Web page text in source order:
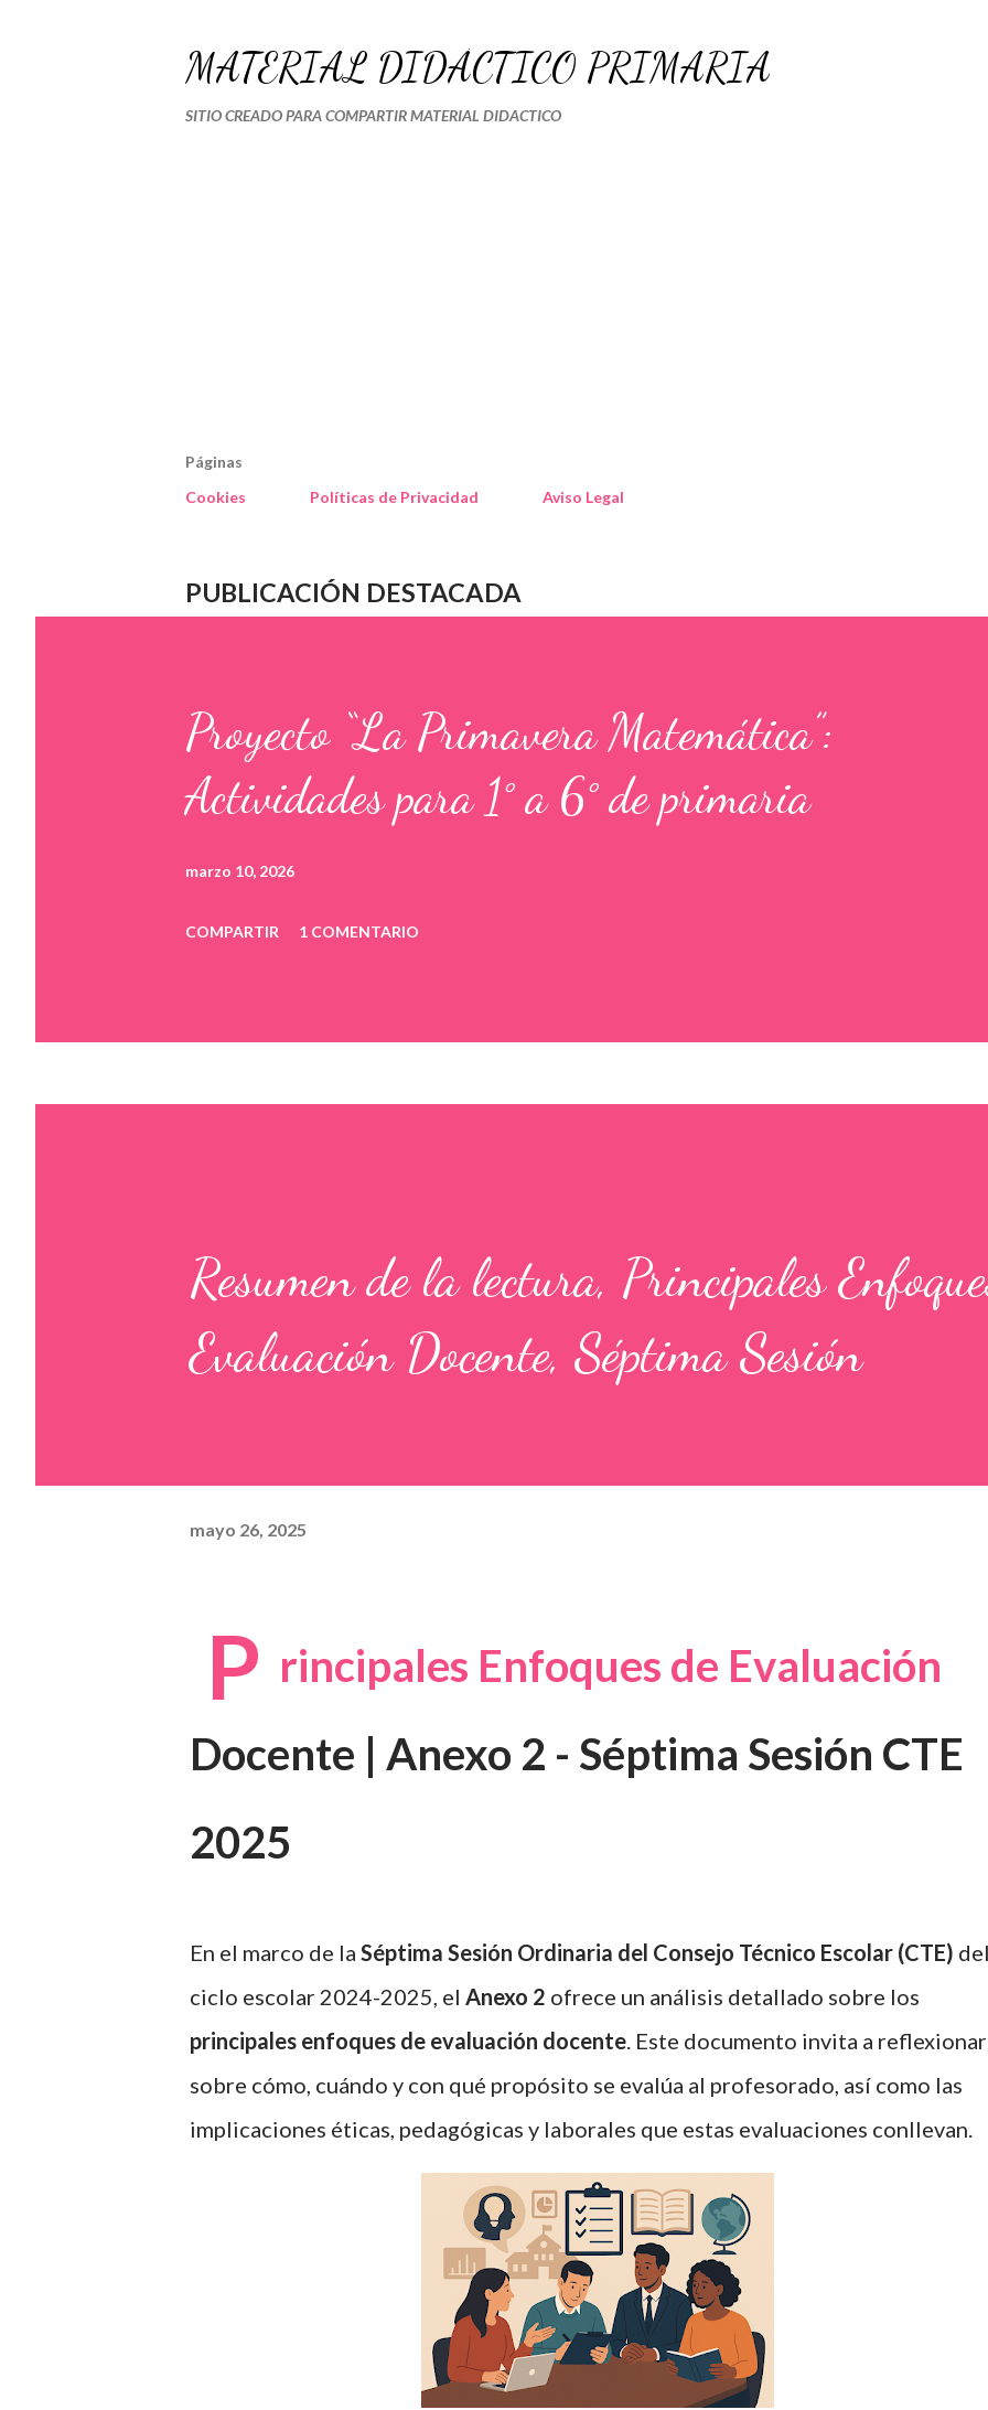
MATERIAL DIDÁCTICO PRIMARIA
SITIO CREADO PARA COMPARTIR MATERIAL DIDACTICO
Páginas
Cookies
Políticas de Privacidad Aviso Legal
PUBLICACIÓN DESTACADA
Proyecto “La Primavera Matemática”:
Actividades para 1° a 6° de primaria
marzo 10, 2026
COMPARTIR 1 COMENTARIO
Resumen de la lectura, Principales
Evaluación Docente, Séptima Sesión
mayo 26, 2025
P rincipales Enfoques de Evaluación
Docente | Anexo 2 - Séptima Sesión CTE
2025
En el marco de la Séptima Sesión Ordinaria del Consejo Técnico Escolar (CTE)
ciclo escolar 2024-2025, el Anexo 2 ofrece un análisis detallado sobre los
principales enfoques de evaluación docente. Este documento invita a reflexionar
sobre cómo, cuándo y con qué propósito se evalúa al profesorado, así como las
implicaciones éticas, pedagógicas y laborales que estas evaluaciones conllevan.